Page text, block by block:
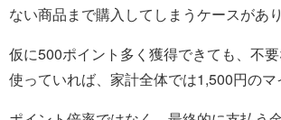
ない商品まで購入してしまうケースがあり
仮に500ポイント多く獲得できても、不
使っていれば、家計全体では1,500円のマ